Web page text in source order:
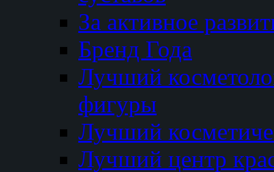
За активное
Бренд Года
Лучший
фигуры
Лучший
Лучший центр